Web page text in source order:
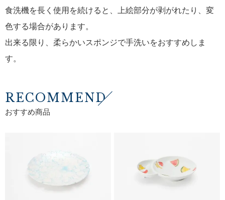
食洗機を長く使用を続けると、上絵部分が剥がれたり、変
色する場合があります。
出来る限り、柔らかいスポンジで手洗いをおすすめしま
す。
RECOMMEND
おすすめ商品